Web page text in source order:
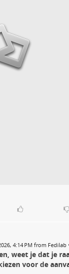
4:14 PM from Fedilab
weet je dat je
voor de